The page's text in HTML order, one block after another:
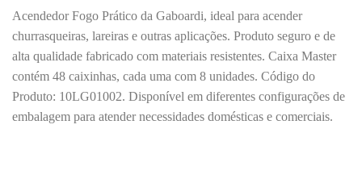
Acendedor Fogo Prático da Gaboardi, ideal para acender
churrasqueiras, lareiras e outras aplicações. Produto seguro e de
alta qualidade fabricado com materiais resistentes. Caixa Master
contém 48 caixinhas, cada uma com 8 unidades. Código do
Produto: 10LG01002. Disponível em diferentes configurações de
embalagem para atender necessidades domésticas e comerciais.